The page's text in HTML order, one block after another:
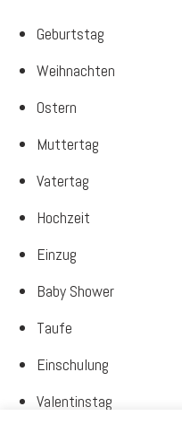
Geburtstag
Weihnachten
Ostern
Muttertag
Vatertag
Hochzeit
Einzug
Baby Shower
Taufe
Einschulung
Valentinstag